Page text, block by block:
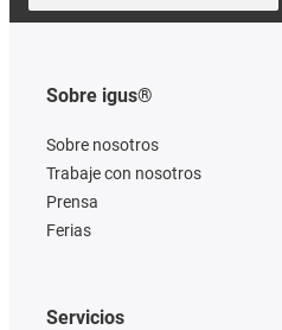
Sobre igus®
Sobre nosotros
Trabaje con nosotros
Prensa
Ferias
Servicios